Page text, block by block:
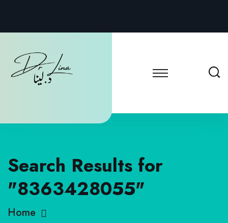
Search Results for
"8363428055"
Home